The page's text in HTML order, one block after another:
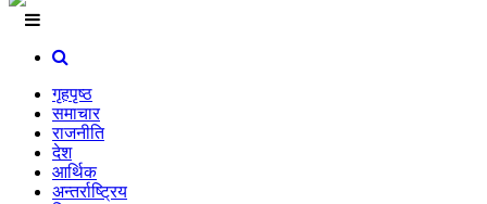
गृहपृष्ठ
समाचार
राजनीति
देश
आर्थिक
अन्तर्राष्ट्रिय